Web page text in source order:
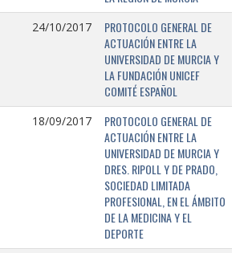
24/10/2017
PROTOCOLO GENERAL DE
ACTUACIÓN ENTRE LA
UNIVERSIDAD DE MURCIA Y
LA FUNDACIÓN UNICEF
COMITÉ ESPAÑOL
18/09/2017
PROTOCOLO GENERAL DE
ACTUACIÓN ENTRE LA
UNIVERSIDAD DE MURCIA Y
DRES. RIPOLL Y DE PRADO,
SOCIEDAD LIMITADA
PROFESIONAL, EN EL ÁMBITO
DE LA MEDICINA Y EL
DEPORTE